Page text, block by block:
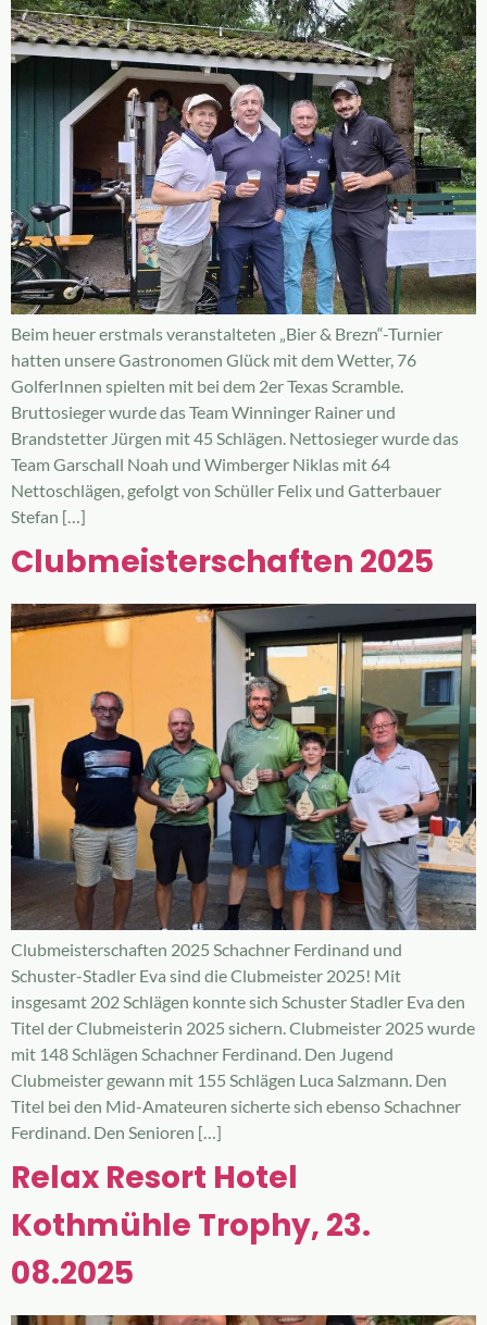
Beim heuer erstmals veranstalteten „Bier & Brezn“-Turnier
hatten unsere Gastronomen Glück mit dem Wetter, 76
GolferInnen spielten mit bei dem 2er Texas Scramble.
Bruttosieger wurde das Team Winninger Rainer und
Brandstetter Jürgen mit 45 Schlägen. Nettosieger wurde das
Team Garschall Noah und Wimberger Niklas mit 64
Nettoschlägen, gefolgt von Schüller Felix und Gatterbauer
Stefan […]
Clubmeisterschaften 2025
Clubmeisterschaften 2025 Schachner Ferdinand und
Schuster-Stadler Eva sind die Clubmeister 2025! Mit
insgesamt 202 Schlägen konnte sich Schuster Stadler Eva den
Titel der Clubmeisterin 2025 sichern. Clubmeister 2025 wurde
mit 148 Schlägen Schachner Ferdinand. Den Jugend
Clubmeister gewann mit 155 Schlägen Luca Salzmann. Den
Titel bei den Mid-Amateuren sicherte sich ebenso Schachner
Ferdinand. Den Senioren […]
Relax Resort Hotel
Kothmühle Trophy, 23.
08.2025